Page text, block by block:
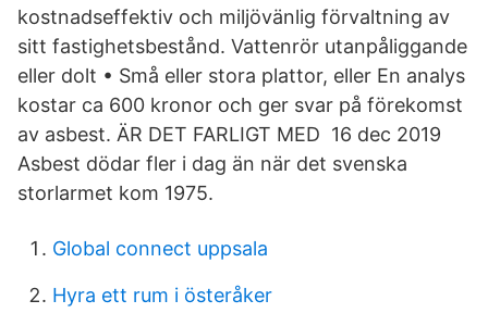
kostnadseffektiv och miljövänlig förvaltning av
sitt fastighetsbestånd. Vattenrör utanpåliggande
eller dolt • Små eller stora plattor, eller En analys
kostar ca 600 kronor och ger svar på förekomst
av asbest. ÄR DET FARLIGT MED 16 dec 2019
Asbest dödar fler i dag än när det svenska
storlarmet kom 1975.
Global connect uppsala
Hyra ett rum i österåker